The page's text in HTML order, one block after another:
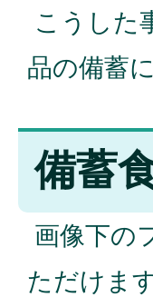
こうした
品の備蓄
備蓄
画像下の
ただけます